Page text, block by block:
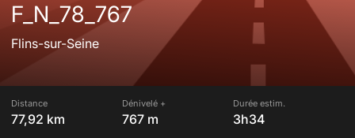
F_N_78_767
Flins-sur-Seine
Distance
77,92 km
Dénivelé +
767 m
Durée estim.
3h34